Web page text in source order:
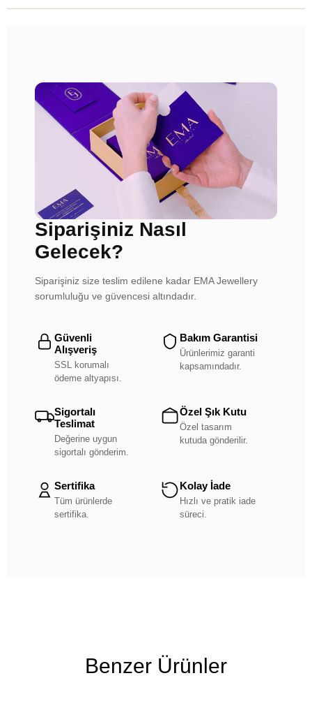
Siparişiniz Nasıl
Gelecek?
Siparişiniz size teslim edilene kadar EMA Jewellery
sorumluluğu ve güvencesi altındadır.
Güvenli
Alışveriş
SSL korumalı
ödeme altyapısı.
Bakım Garantisi
Ürünlerimiz garanti
kapsamındadır.
Sigortalı
Teslimat
Değerine uygun
sigortalı gönderim.
Özel Şık Kutu
Özel tasarım
kutuda gönderilir.
Sertifika
Tüm ürünlerde
sertifika.
Kolay İade
Hızlı ve pratik iade
süreci.
Benzer Ürünler